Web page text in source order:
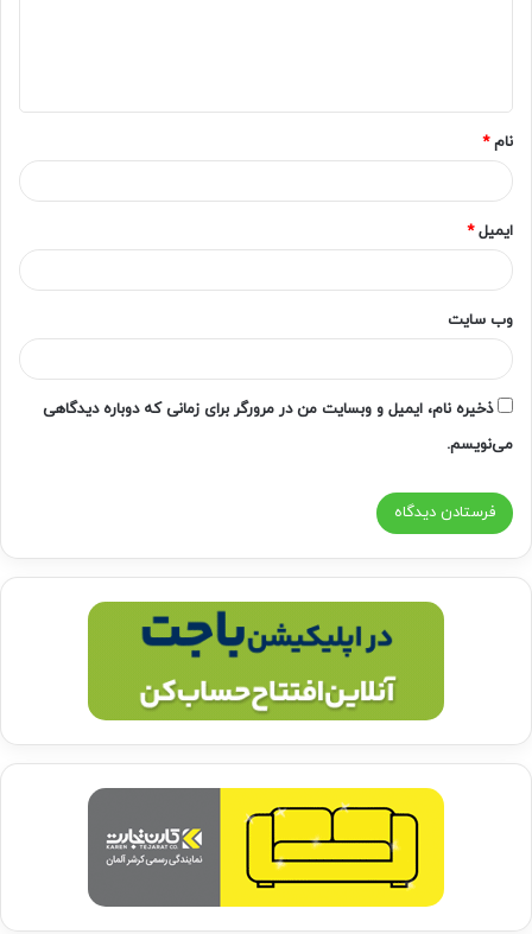
*
نام*
ایمیل*
وب‌ سایت
ذخیره نام، ایمیل و وبسایت من در مرورگر برای زمانی که دوباره دیدگاهی
می‌نویسم.